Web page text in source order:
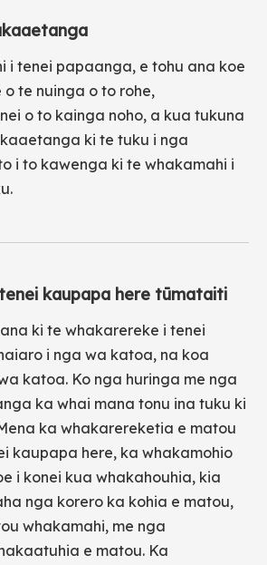
i tenei papaanga, e tohu ana koe
te nuinga o to rohe,
o to kainga noho, a kua tukuna
ki te tuku i nga
i to kawenga ki te whakamahi i
kaupapa here tūmataiti
ki te whakarereke i tenei
i nga wa katoa, na koa
katoa. Ko nga huringa me nga
ka whai mana tonu ina tuku ki
ka whakarereketia e matou
kaupapa here, ka whakamohio
i konei kua whakahouhia, kia
nga korero ka kohia e matou,
whakamahi, me nga
e matou. Ka